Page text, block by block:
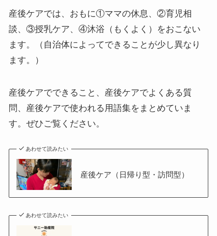
産後ケアでは、おもに①ママの休息、②育児相
談、③授乳ケア、④沐浴（もくよく）をおこない
ます。（自治体によってできることが少し異なり
ます。）
産後ケアでできること、産後ケアでよくある質
問、産後ケアで使われる用語集をまとめていま
す。ぜひご覧ください。
あわせて読みたい
産後ケア（日帰り型・訪問型）
あわせて読みたい